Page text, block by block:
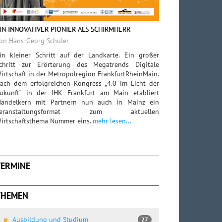
INNOVATIVER PIONIER ALS SCHIRMHERR
Hans-Georg Schuler
kleiner Schritt auf der Landkarte. Ein großer
zur Erörterung des Megatrends Digitale
in der Metropolregion FrankfurtRheinMain.
dem erfolgreichen Kongress „4.0 im Licht der
in der IHK Frankfurt am Main etabliert
mit Partnern nun auch in Mainz ein
zum aktuellen
Nummer eins. mehr lesen...
Ausbildung und Studium 27